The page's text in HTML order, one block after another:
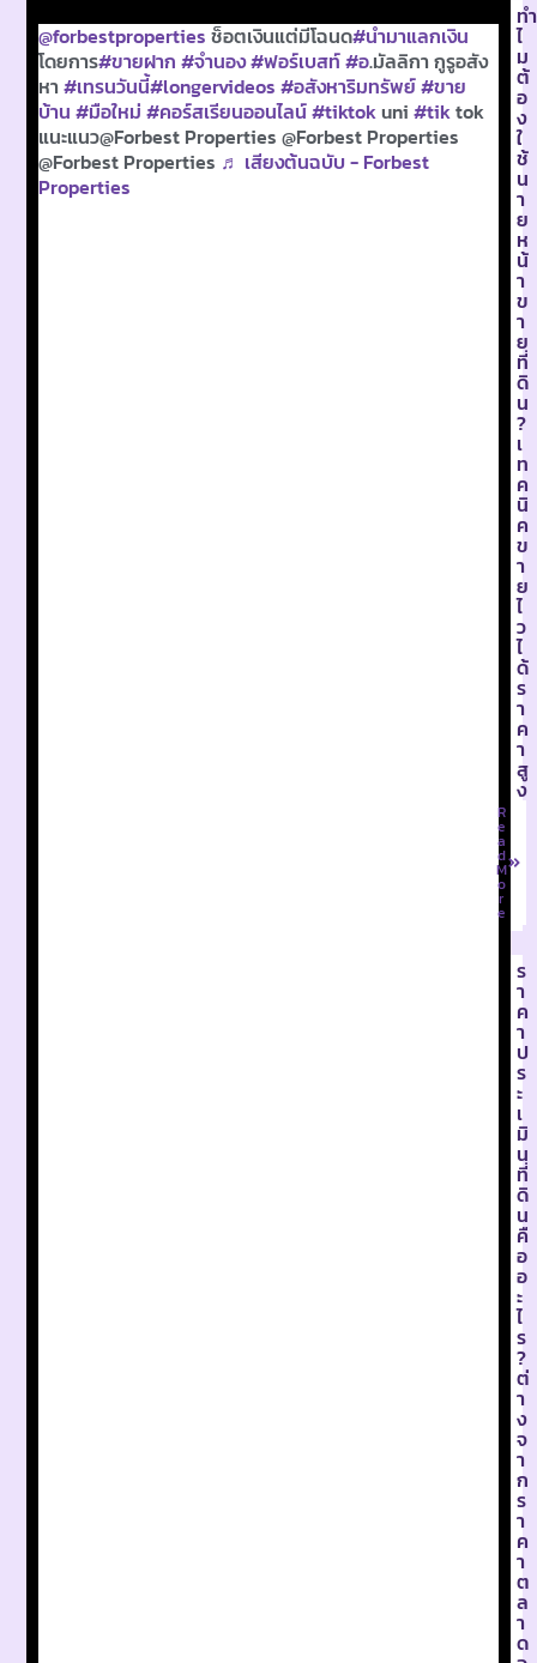
@forbestproperties ช็อตเงินแต่มีโฉนด#นำมาแลกเงิน
โดยการ#ขายฝาก #จำนอง#ฟอร์เบสท์#อ.มัลลิกา กูรูอสัง
หา#เทรนวันนี้#longervideos #อสังหาริมทรัพย์#ขาย
บ้าน #มือใหม่ #คอร์สเรียนออนไลน์#tiktokuni#tiktok
แนะแนว@Forbest Properties @Forbest Properties
@Forbest Properties ♬ เสียงต้นฉบับ - Forbest
Properties
ทำ
ไ
ม
ต้
อ
ง
ใ
ช้
น
า
ย
ห
น้
า
ข
า
ย
ที่
ดิ
น
?
เ
ท
ค
นิ
ค
ข
า
ย
ไ
ว
ไ
ด้
ร
า
ค
า
สู
ง
R
e
a
d
M
o
r
e
ร
า
ค
า
ป
ร
ะ
เ
มิ
น
ที่
ดิ
น
คื
อ
อ
ะ
ไ
ร
?
ต่
า
ง
จ
า
ก
ร
า
ค
า
ต
ล
า
ด